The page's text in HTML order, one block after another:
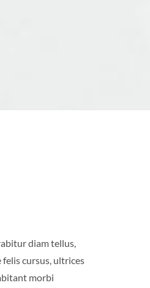
diam tellus,
cursus, ultrices
morbi